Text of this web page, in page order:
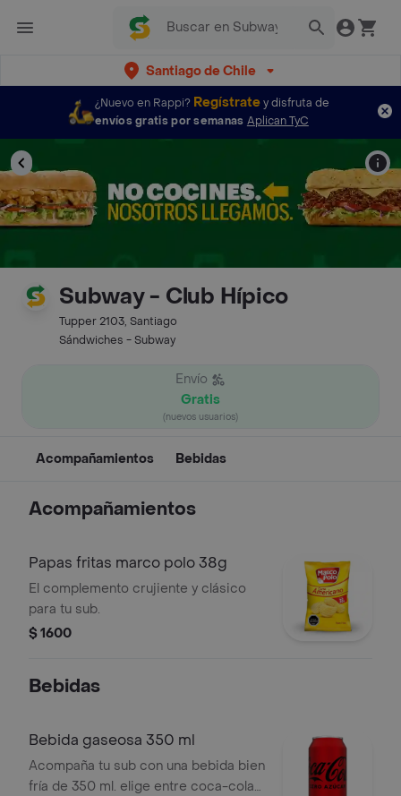
Santiago de Chile
¿Nuevo en Rappi? Regístratey disfruta de
envíos gratis por semanas Aplican TyC
Subway - Club Hípico
Tupper 2103, Santiago
Sándwiches - Subway
Envío
Gratis
(nuevos usuarios)
Acompañamientos Bebidas
Acompañamientos
Papas fritas marco polo 38g
El complemento crujiente y clásico
para tu sub.
$ 1600
Bebidas
Bebida gaseosa 350 ml
Acompaña tu sub con una bebida bien
fría de 350 ml. elige entre coca-cola